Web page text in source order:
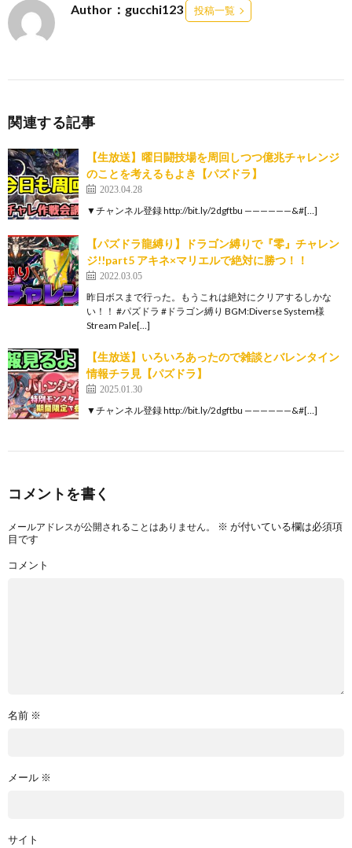
Author：gucchi123 投稿一覧
関連する記事
【生放送】曜日闘技場を周回しつつ億兆チャレンジ
のことを考えるもよき【パズドラ】
2023.04.28
▼チャンネル登録 http://bit.ly/2dgftbu ——————&#[…]
【パズドラ龍縛り】ドラゴン縛りで『零』チャレン
ジ!!part5 アキネ×マリエルで絶対に勝つ！！
2022.03.05
昨日ボスまで行った。もうこれは絶対にクリアするしかな
い！！ #パズドラ #ドラゴン縛り BGM:Diverse System様
Stream Pale[…]
【生放送】いろいろあったので雑談とバレンタイン
情報チラ見【パズドラ】
2025.01.30
▼チャンネル登録 http://bit.ly/2dgftbu ——————&#[…]
コメントを書く
メールアドレスが公開されることはありません。 ※ が付いている欄は必須項
目です
コメント
名前 ※
メール ※
サイト